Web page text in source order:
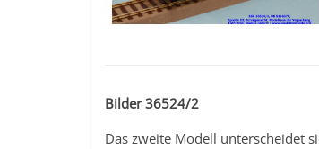
Bilder 36524/2
Das zweite Modell unterscheidet